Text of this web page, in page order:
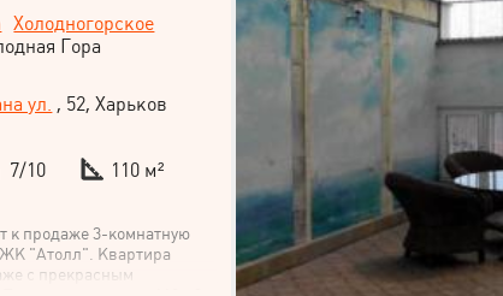
Холодногорское
Гора
ул. , 52, Харьков
7/10
110 м²
к продаже 3-комнатную
"Атолл". Квартира
с прекрасным